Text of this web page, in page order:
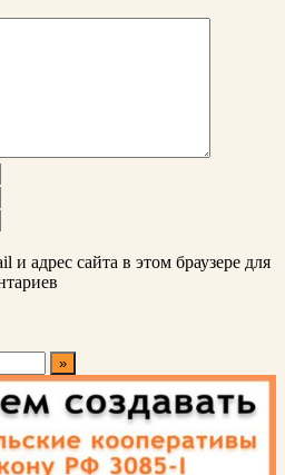
и адрес сайта в этом браузере для